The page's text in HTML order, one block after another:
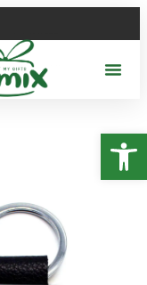
פתח סרגל נגישות